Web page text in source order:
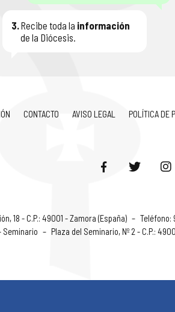
3.Recibe toda la información
de la Diócesis.
CONTACTO AVISO LEGAL POLÍTICA DE
18 - C.P.: 49001 - Zamora (España) – Teléfono:
Seminario – Plaza del Seminario, Nº 2 - C.P.: